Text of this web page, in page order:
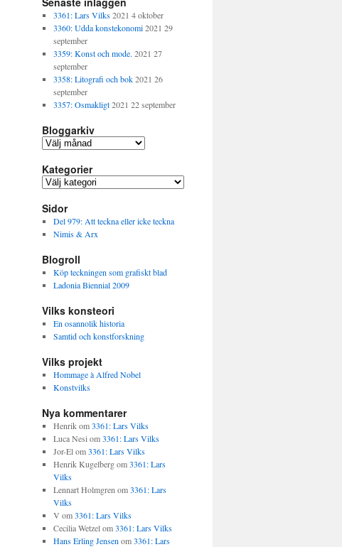
3361: Lars Vilks 2021 4 oktober
3360: Udda konstekonomi 2021 29
september
3359: Konst och mode. 2021 27
september
3358: Litografi och bok 2021 26
september
3357: Osmakligt 2021 22 september
Bloggarkiv
Bloggarkiv
Kategorier
Kategorier
Sidor
Del 979: Att teckna eller icke teckna
Nimis & Arx
Blogroll
Köp teckningen som grafiskt blad
Ladonia Biennial 2009
Vilks konsteori
En osannolik historia
Samtid och konstforskning
Vilks projekt
Hommage à Alfred Nobel
Konstvilks
Nya kommentarer
Henrikom3361: Lars Vilks
Luca Nesi om3361: Lars Vilks
Jor-Elom3361: Lars Vilks
Henrik Kugelbergom3361: Lars
Vilks
Lennart Holmgren om3361: Lars
Vilks
V om3361: Lars Vilks
Cecilia Wetzelom3361: Lars Vilks
Hans Erling Jensen om3361: Lars